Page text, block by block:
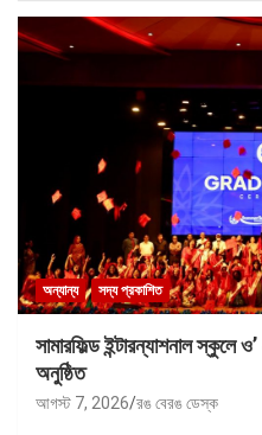
অন্যান্য সদ্য প্রকাশিত
সামারফিল্ড ইন্টারন্যাশনাল স্কুলে
অনুষ্ঠিত
আগস্ট 7, 2026 রঙ বেরঙ ডেস্ক